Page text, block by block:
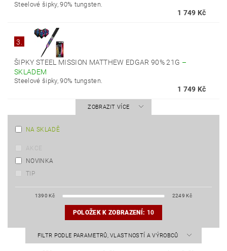
Steelové šipky, 90% tungsten.
1 749 Kč
3.
ŠIPKY STEEL MISSION MATTHEW EDGAR 90% 21G –
SKLADEM
Steelové šipky, 90% tungsten.
1 749 Kč
ZOBRAZIT VÍCE
NA SKLADĚ
AKCE
NOVINKA
TIP
1390 Kč 2249 Kč
POLOŽEK K ZOBRAZENÍ: 10
FILTR PODLE PARAMETRŮ, VLASTNOSTÍ A VÝROBCŮ